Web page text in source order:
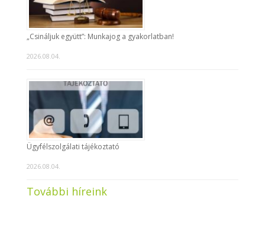
„Csináljuk együtt”: Munkajog a gyakorlatban!
2026.08.04.
Ügyfélszolgálati tájékoztató
2026.08.04.
További híreink